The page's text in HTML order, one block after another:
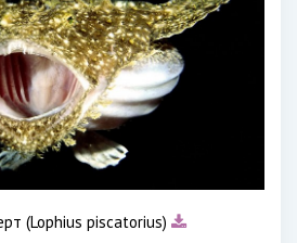
(Lophius piscatorius)